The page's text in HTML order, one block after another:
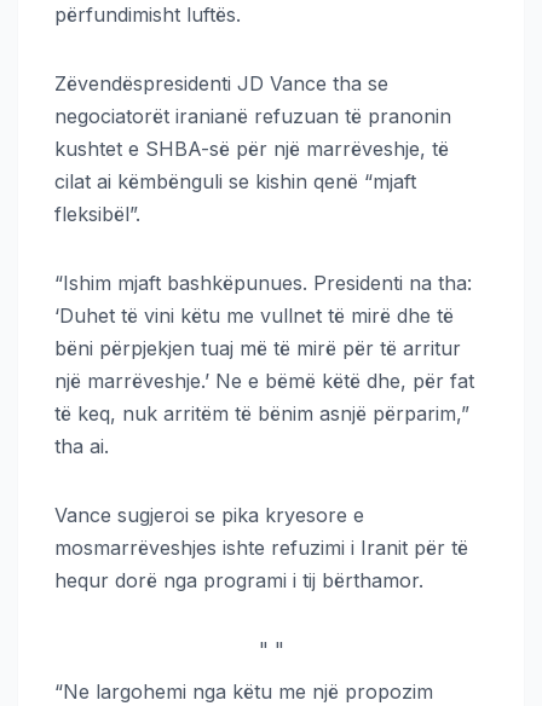
përfundimisht luftës.
Zëvendëspresidenti JD Vance tha se
negociatorët iranianë refuzuan të pranonin
kushtet e SHBA-së për një marrëveshje, të
cilat ai këmbënguli se kishin qenë “mjaft
fleksibël”.
“Ishim mjaft bashkëpunues. Presidenti na tha:
‘Duhet të vini këtu me vullnet të mirë dhe të
bëni përpjekjen tuaj më të mirë për të arritur
një marrëveshje.’ Ne e bëmë këtë dhe, për fat
të keq, nuk arritëm të bënim asnjë përparim,”
tha ai.
Vance sugjeroi se pika kryesore e
mosmarrëveshjes ishte refuzimi i Iranit për të
hequr dorë nga programi i tij bërthamor.
" "
“Ne largohemi nga këtu me një propozim